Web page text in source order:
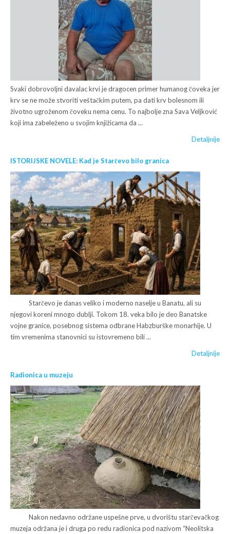
Svaki dobrovoljni davalac krvi je dragocen primer humanog čoveka jer
krv se ne može stvoriti veštačkim putem, pa dati krv bolesnom ili
životno ugroženom čoveku nema cenu. To najbolje zna Sava Veljković
koji ima zabeleženo u svojim knjižicama da ...
Detaljnije
ISTORIJSKE NOVELE: Kad je Starčevo bilo granica
Starčevo je danas veliko i moderno naselje u Banatu, ali su
njegovi koreni mnogo dublji. Tokom 18. veka bilo je deo Banatske
vojne granice, posebnog sistema odbrane Habzburške monarhije. U
tim vremenima stanovnici su istovremeno bili ...
Detaljnije
Radionica u muzeju
Nakon nedavno održane uspešne prve, u dvorištu starčevačkog
muzeja održana je i druga po redu radionica pod nazivom “Neolitska